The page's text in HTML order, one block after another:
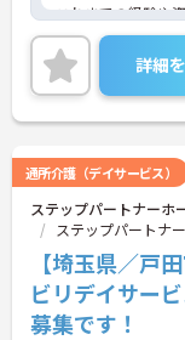
これまでの経験や
未経験・異業種か
方も大歓迎！
社員研修や資格取
がらスキルアップ
土日祝日休みで、
の時間も充実させ
ご興味をお持ちの
い。
詳細
通所介護（デイサービス）
ステップパートナーホ
ステップパートナ
【埼玉県／戸
ビリデイサー
募集です！